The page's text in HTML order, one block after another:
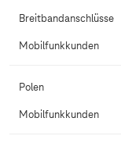
Breitbandanschlüsse
Mobilfunkkunden
Polen
Mobilfunkkunden